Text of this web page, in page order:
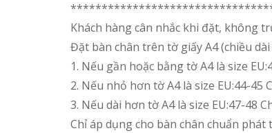
Khách hàng cân nhắc khi đặt, không
Đặt bàn chân trên tờ giấy A4 (chiều dài
1. Nếu gần hoặc bằng tờ A4 là size
2. Nếu nhỏ hơn tờ A4 là size EU:44-45
3. Nếu dài hơn tờ A4 là size EU:47-48
Chỉ áp dụng cho bàn chân chuẩn phát